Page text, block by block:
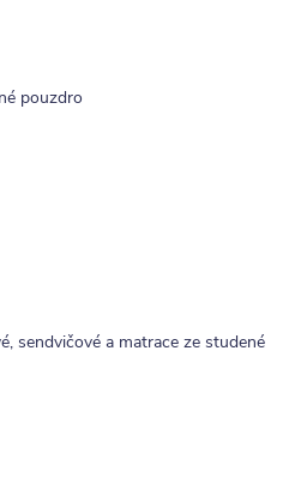
pouzdro
sendvičové a matrace ze studené